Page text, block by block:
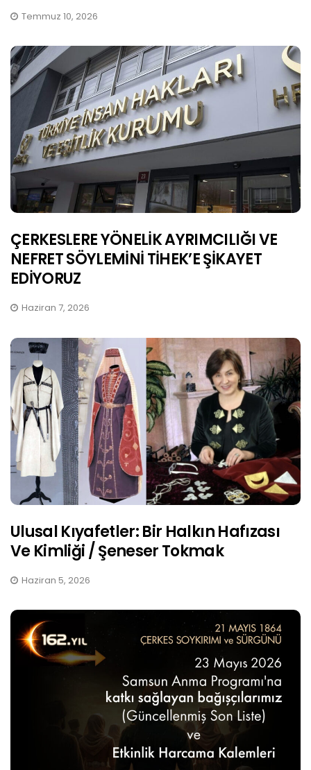
Temmuz 10, 2026
ÇERKESLERE YÖNELİK AYRIMCILIĞI VE
NEFRET SÖYLEMİNİ TİHEK’E ŞİKAYET
EDİYORUZ
Haziran 7, 2026
Ulusal Kıyafetler: Bir Halkın Hafızası
Ve Kimliği / Şeneser Tokmak
Haziran 5, 2026